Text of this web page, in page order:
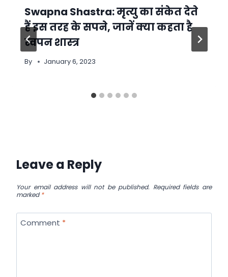
Swapna Shastra: मृत्यु का संकेत देते
हैं इस तरह के सपने, जानें क्या कहता है
स्वपन शास्त्र
By January 6, 2023
Leave a Reply
Your email address will not be published. Required fields are
marked*
Comment *